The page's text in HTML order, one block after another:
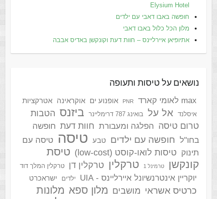
Elysium Hotel
חופשה באבו דאבי עם ילדים
מלון הכל כלול באבו דאבי
אתיופיאן איירליינס – חוות דעת וקונקשן באדיס אבבה
נושאים על טיסות ותעופה
max לאומי קארד PNR אופנוע ים אוקראינה אטרקציות
איסלנד אל על בואינג 787 דרימליינר ביזנס הטבות
טרום טיסה
הפלגה ומעבורת חוות דעת חופשה
בחו"ל
חופשה עם ילדים טבע טיסה
טיסה עם
תינוק
טיסות לואו-קוסט (low-cost)
טיסת
קונקשן
טרמינל 1 טרקלין טרקלין דן טרקלין המלך דוד
יוקריין אינטרנשיונל איירליינס - UIA ילדים ישראכרט
כרטיס אשראי מושבים מלון ספא מלונות